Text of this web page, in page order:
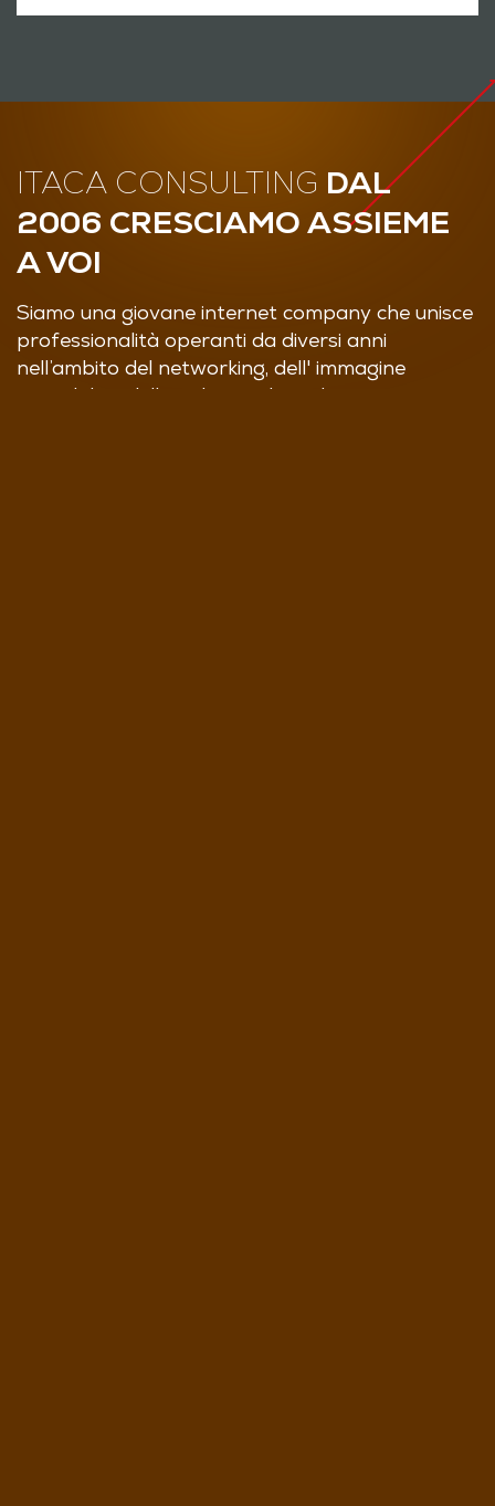
ITACA CONSULTING DAL
2006 CRESCIAMO ASSIEME
A VOI
Siamo una giovane internet company che unisce
professionalità operanti da diversi anni
nell’ambito del networking, dell' immagine
aziendale e dello sviluppo di applicativi, nata con